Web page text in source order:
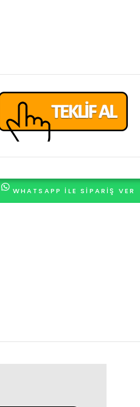
WHATSAPP ILE SIPARIŞ VER